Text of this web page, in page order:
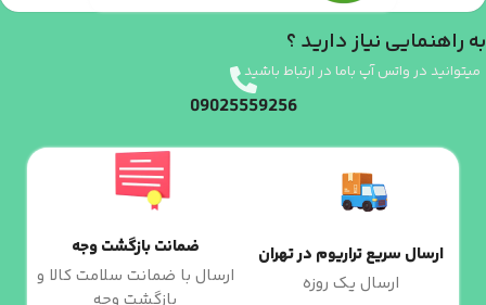
به راهنمایی نیاز دارید ؟
میتوانید در واتس آپ باما در ارتباط باشید
09025559256
ارسال سریع تراریوم در تهران
ارسال یک روزه
ضمانت بازگشت وجه
ارسال با ضمانت سلامت کالا و